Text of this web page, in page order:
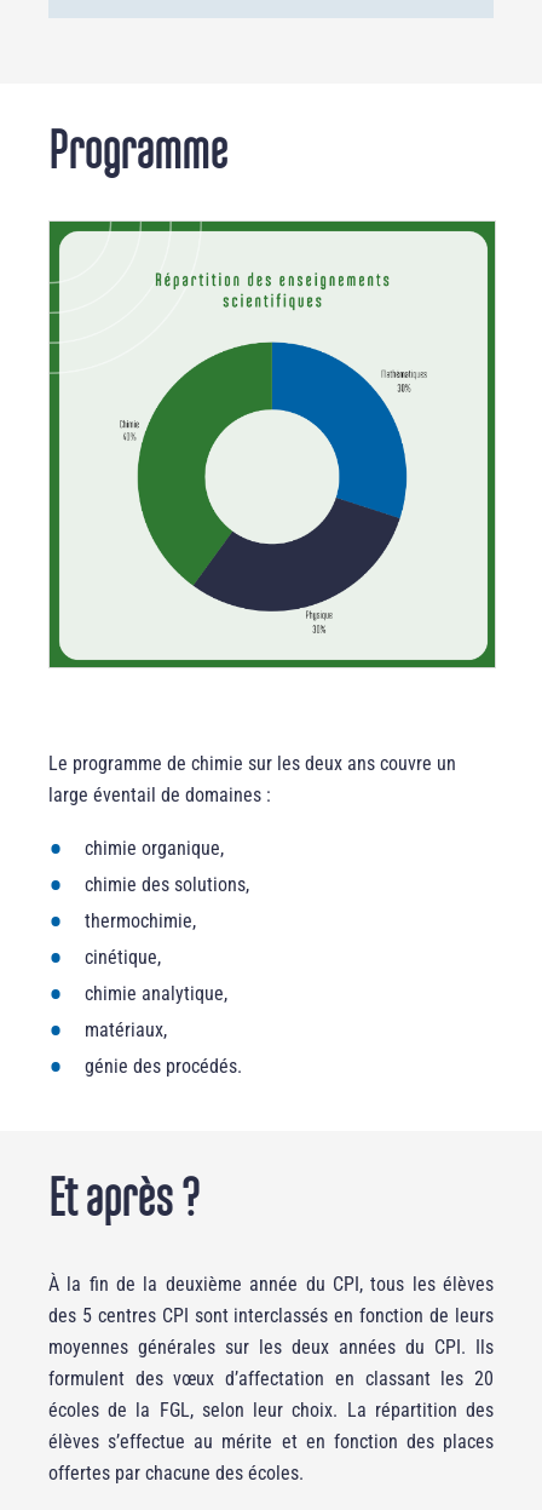
Programme
Le programme de chimie sur les deux ans couvre un
large éventail de domaines :
chimie organique,
chimie des solutions,
thermochimie,
cinétique,
chimie analytique,
matériaux,
génie des procédés.
Et après ?
À la fin de la deuxième année du CPI, tous les élèves
des 5 centres CPI sont interclassés en fonction de leurs
moyennes générales sur les deux années du CPI. Ils
formulent des vœux d’affectation en classant les 20
écoles de la FGL, selon leur choix. La répartition des
élèves s’effectue au mérite et en fonction des places
offertes par chacune des écoles.